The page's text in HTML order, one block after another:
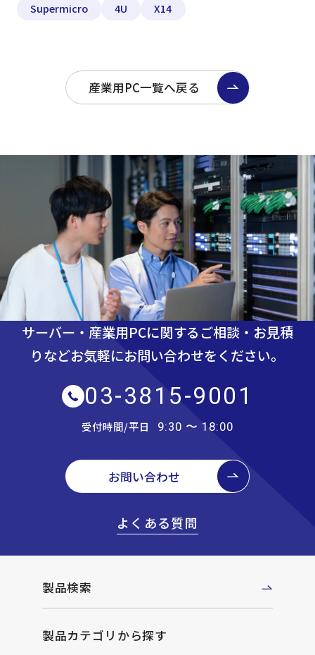
Supermicro 4U X14
産業用PC一覧へ戻る
サーバー・産業用PCに関するご相談・お見積
りなどお気軽にお問い合わせをください。
03-3815-9001
受付時間/平日 9:30 〜 18:00
お問い合わせ
よくある質問
製品検索
製品カテゴリから探す